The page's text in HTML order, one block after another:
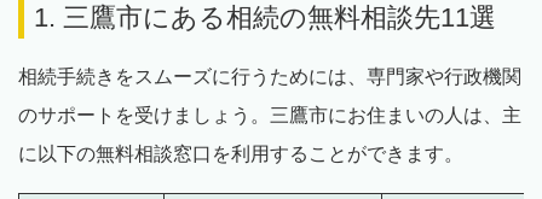
1. 三鷹市にある相続の無料相談先11選
相続手続きをスムーズに行うためには、専門家や行政機関
のサポートを受けましょう。三鷹市にお住まいの人は、主
に以下の無料相談窓口を利用することができます。